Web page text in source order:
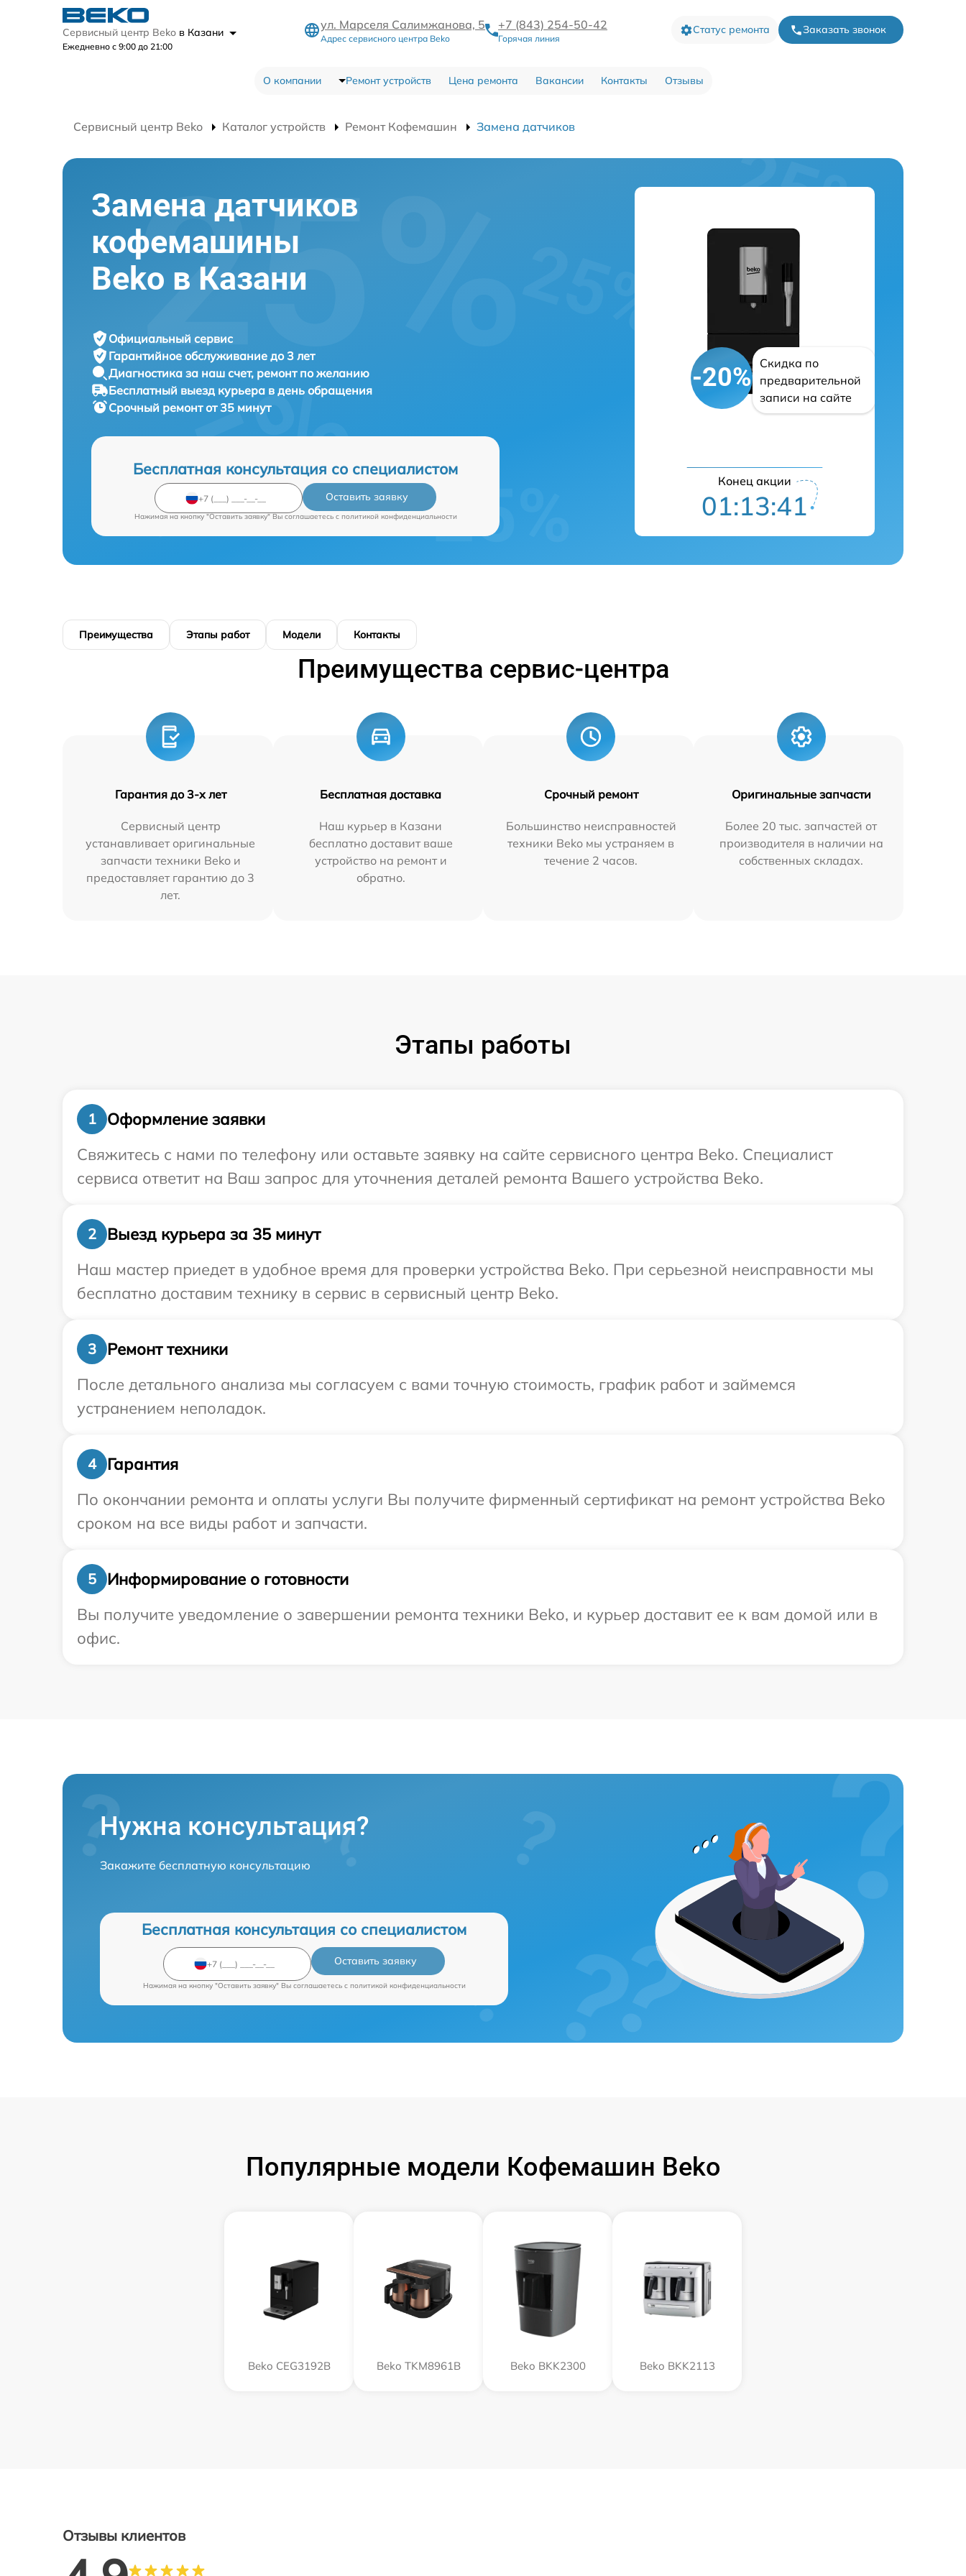
Сервисный центр Beko в Казани
Ежедневно с 9:00 до 21:00
ул. Марселя Салимжанова, 5
Адрес сервисного центра Beko
+7 (843) 254-50-42
Горячая линия
Статус ремонта Заказать звонок
О компании Ремонт устройств Цена ремонта Вакансии Контакты Отзывы
Сервисный центр Beko Каталог устройств Ремонт Кофемашин Замена датчиков
Замена датчиков
кофемашины
Beko в Казани
Официальный сервис
Гарантийное обслуживание до 3 лет
Диагностика за наш счет, ремонт по желанию
Бесплатный выезд курьера в день обращения
Срочный ремонтот 35 минут
Бесплатная консультация со специалистом
Оставить заявку
Нажимая на кнопку "Оставить заявку" Вы соглашаетесь c политикой конфиденциальности
-20%
Скидка по
предварительной
записи на сайте
Конец акции
01:13:40
Преимущества Этапы работ Модели Контакты
Преимущества сервис-центра
Гарантия до 3-х лет
Сервисный центр
устанавливает оригинальные
запчасти техники Beko и
предоставляет гарантию до 3
лет.
Бесплатная доставка
Наш курьер в Казани
бесплатно доставит ваше
устройство на ремонт и
обратно.
Срочный ремонт
Большинство неисправностей
техники Beko мы устраняем в
течение 2 часов.
Оригинальные запчасти
Более 20 тыс. запчастей от
производителя в наличии на
собственных складах.
Этапы работы
1
Оформление заявки
Свяжитесь с нами по телефону или оставьте заявку на сайте сервисного центра Beko. Специалист
сервиса ответит на Ваш запрос для уточнения деталей ремонта Вашего устройства Beko.
2
Выезд курьера за 35 минут
Наш мастер приедет в удобное время для проверки устройства Beko. При серьезной неисправности мы
бесплатно доставим технику в сервис в сервисный центр Beko.
3
Ремонт техники
После детального анализа мы согласуем с вами точную стоимость, график работ и займемся
устранением неполадок.
4
Гарантия
По окончании ремонта и оплаты услуги Вы получите фирменный сертификат на ремонт устройства Beko
сроком на все виды работ и запчасти.
5
Информирование о готовности
Вы получите уведомление о завершении ремонта техники Beko, и курьер доставит ее к вам домой или в
офис.
Нужна консультация?
Закажите бесплатную консультацию
Бесплатная консультация со специалистом
Оставить заявку
Нажимая на кнопку "Оставить заявку" Вы соглашаетесь c политикой конфиденциальности
Популярные модели Кофемашин Beko
Beko CEG3192B Beko TKM8961B Beko BKK2300 Beko BKK2113
Отзывы клиентов